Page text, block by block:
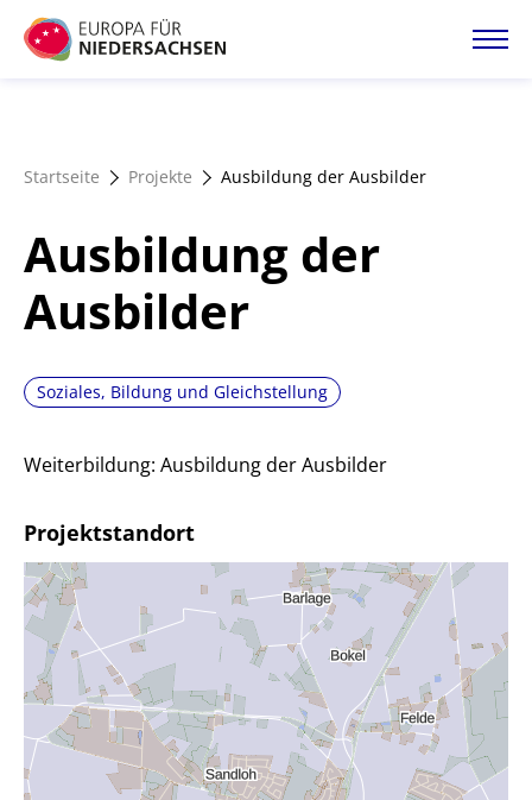
Direkt
zum
Förderangebote
Startseite Projekte Ausbildung der Ausbilder
Ausbildung der
Ausbilder
Soziales, Bildung und Gleichstellung
Weiterbildung: Ausbildung der Ausbilder
Projektstandort